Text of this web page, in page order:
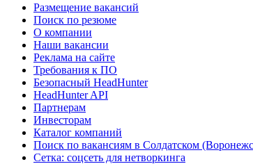
Размещение вакансий
Поиск по резюме
О компании
Наши вакансии
Реклама на сайте
Требования к ПО
Безопасный HeadHunter
HeadHunter API
Партнерам
Инвесторам
Каталог компаний
Поиск по вакансиям в Солдатском
Сетка: соцсеть для нетворкинга